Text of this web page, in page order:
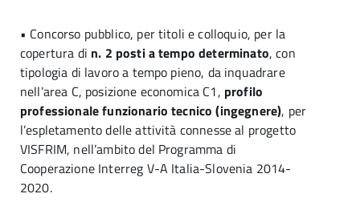
• Concorso pubblico, per titoli e colloquio, per la
copertura di n. 2 posti a tempo determinato, con
tipologia di lavoro a tempo pieno, da inquadrare
nell’area C, posizione economica C1, profilo
professionale funzionario tecnico (ingegnere), per
l’espletamento delle attività connesse al progetto
VISFRIM, nell’ambito del Programma di
Cooperazione Interreg V-A Italia-Slovenia 2014-
2020.